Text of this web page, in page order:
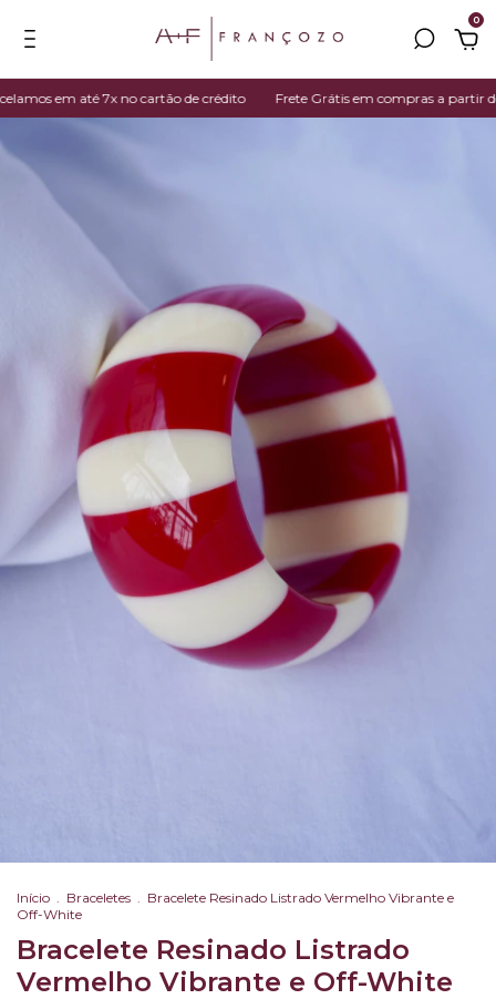
0
em até 7x no cartão de crédito Frete Grátis em compras a partir de
Início . Braceletes . Bracelete Resinado Listrado Vermelho Vibrante e
Off-White
Bracelete Resinado Listrado
Vermelho Vibrante e Off-White